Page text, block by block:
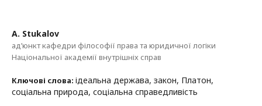
A. Stukalov
ад’юнкт кафедри філософії права та юридичної логіки
Національної академії внутрішніх справ
Ключові слова: ідеальна держава, закон, Платон,
соціальна природа, соціальна справедливість